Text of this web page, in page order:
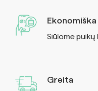
Ekonomiška
Siūlome puikų
Greita